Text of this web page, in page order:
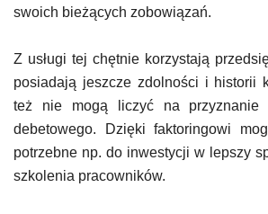
swoich bieżących zobowiązań.
Z usługi tej chętnie korzystają
posiadają jeszcze zdolności i historii
też nie mogą liczyć na przyznanie
debetowego. Dzięki faktoringowi
potrzebne np. do inwestycji w lepszy
szkolenia pracowników.